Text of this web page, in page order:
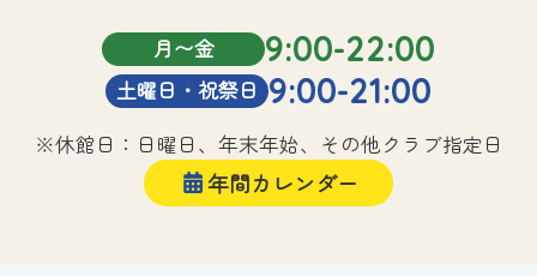
月〜金 9:00-22:00
土曜日・祝祭日 9:00-21:00
※休館日：日曜日、年末年始、その他クラブ指定日
年間カレンダー